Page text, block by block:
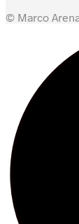
© Marco